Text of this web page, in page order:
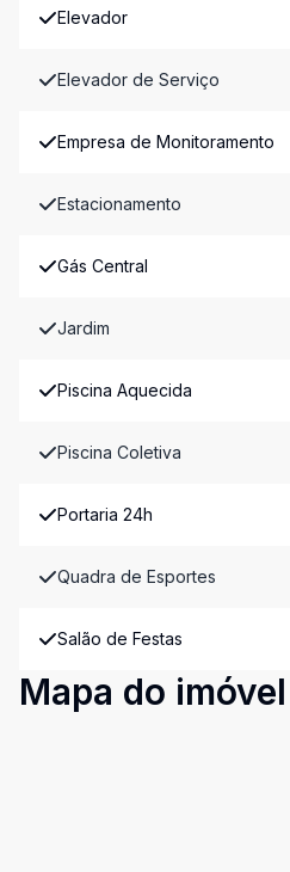
Elevador
Elevador de Serviço
Empresa de Monitoramento
Estacionamento
Gás Central
Jardim
Piscina Aquecida
Piscina Coletiva
Portaria 24h
Quadra de Esportes
Salão de Festas
Mapa do imóvel